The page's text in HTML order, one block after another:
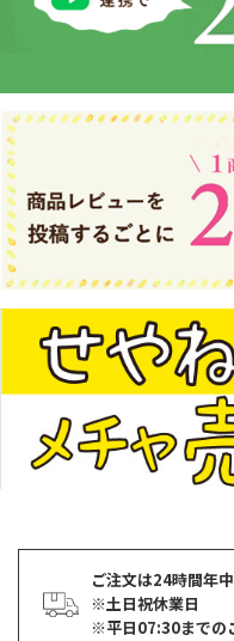
ご注文は24時間年
※土日祝休業日
※平日07:30までの